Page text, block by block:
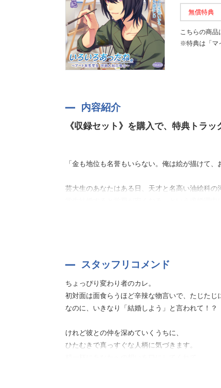
無償特典
こちらの商品
※特典は「マ
内容紹介
《収録セット》を購入で、特典トラ
「金も地位も名誉もいらない。俺は絵が描けて、
芸大生のあなたはある日、天才と名高い油絵科の
学生結婚すると学費が安くなる、という求婚理
自分に出来る精一杯のことで愛情を示してくれ
スタッフリコメンド
ちょっぴり変わり者のカレ。
初対面は面食らうほど辛辣な物言いで、たじたじ
なのに、いきなり「結婚しよう」と言われて！？
けれど彼との仲を深めていくうちに、
ひたむきで真っすぐな人柄に気づきます。